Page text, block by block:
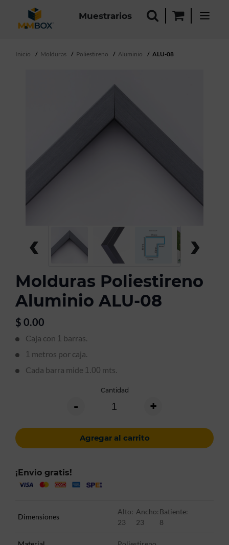
Muestrarios
Inicio Molduras Poliestireno Aluminio ALU-08
‹ ›
Molduras Poliestireno
Aluminio ALU-08
$ 0.00
Caja con 1 barras.
1 metros por caja.
Cada barra mide 1.00 mts.
Cantidad
- +
Agregar al carrito
¡Envio gratis!
Dimensiones
Alto:
23
Ancho:
23
Batiente:
8